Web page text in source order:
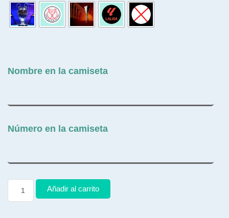
Nombre en la camiseta
Número en la camiseta
Añadir al carrito